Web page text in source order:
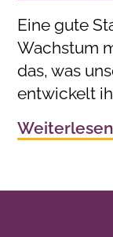
Eine gute
Wachstum
das, was
entwickelt
Weiterlesen